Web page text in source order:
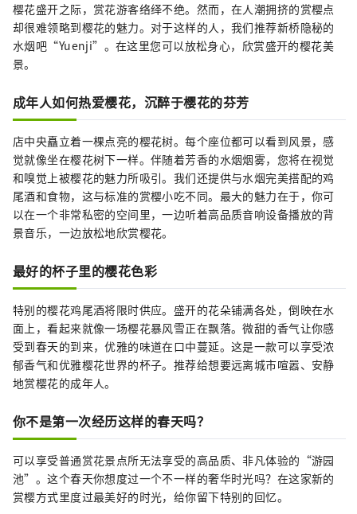
樱花盛开之际，赏花游客络绎不绝。然而，在人潮拥挤的赏樱点
却很难领略到樱花的魅力。对于这样的人，我们推荐新桥隐秘的
水烟吧“Yuenji”。在这里您可以放松身心，欣赏盛开的樱花美
景。
成年人如何热爱樱花，沉醉于樱花的芬芳
店中央矗立着一棵点亮的樱花树。每个座位都可以看到风景，感
觉就像坐在樱花树下一样。伴随着芳香的水烟烟雾，您将在视觉
和嗅觉上被樱花的魅力所吸引。我们还提供与水烟完美搭配的鸡
尾酒和食物，这与标准的赏樱小吃不同。最大的魅力在于，你可
以在一个非常私密的空间里，一边听着高品质音响设备播放的背
景音乐，一边放松地欣赏樱花。
最好的杯子里的樱花色彩
特别的樱花鸡尾酒将限时供应。盛开的花朵铺满各处，倒映在水
面上，看起来就像一场樱花暴风雪正在飘落。微甜的香气让你感
受到春天的到来，优雅的味道在口中蔓延。这是一款可以享受浓
郁香气和优雅樱花世界的杯子。推荐给想要远离城市喧嚣、安静
地赏樱花的成年人。
你不是第一次经历这样的春天吗？
可以享受普通赏花景点所无法享受的高品质、非凡体验的“游园
池”。这个春天你想度过一个不一样的奢华时光吗？在这家新的
赏樱方式里度过最美好的时光，给你留下特别的回忆。